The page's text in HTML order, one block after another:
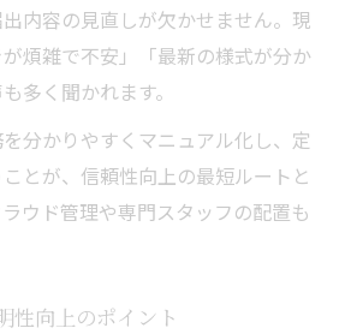
内容の見直しが欠かせません。現
煩雑で不安」「最新の様式が分か
多く聞かれます。
分かりやすくマニュアル化し、定
とが、信頼性向上の最短ルートと
ウド管理や専門スタッフの配置も
性向上のポイント